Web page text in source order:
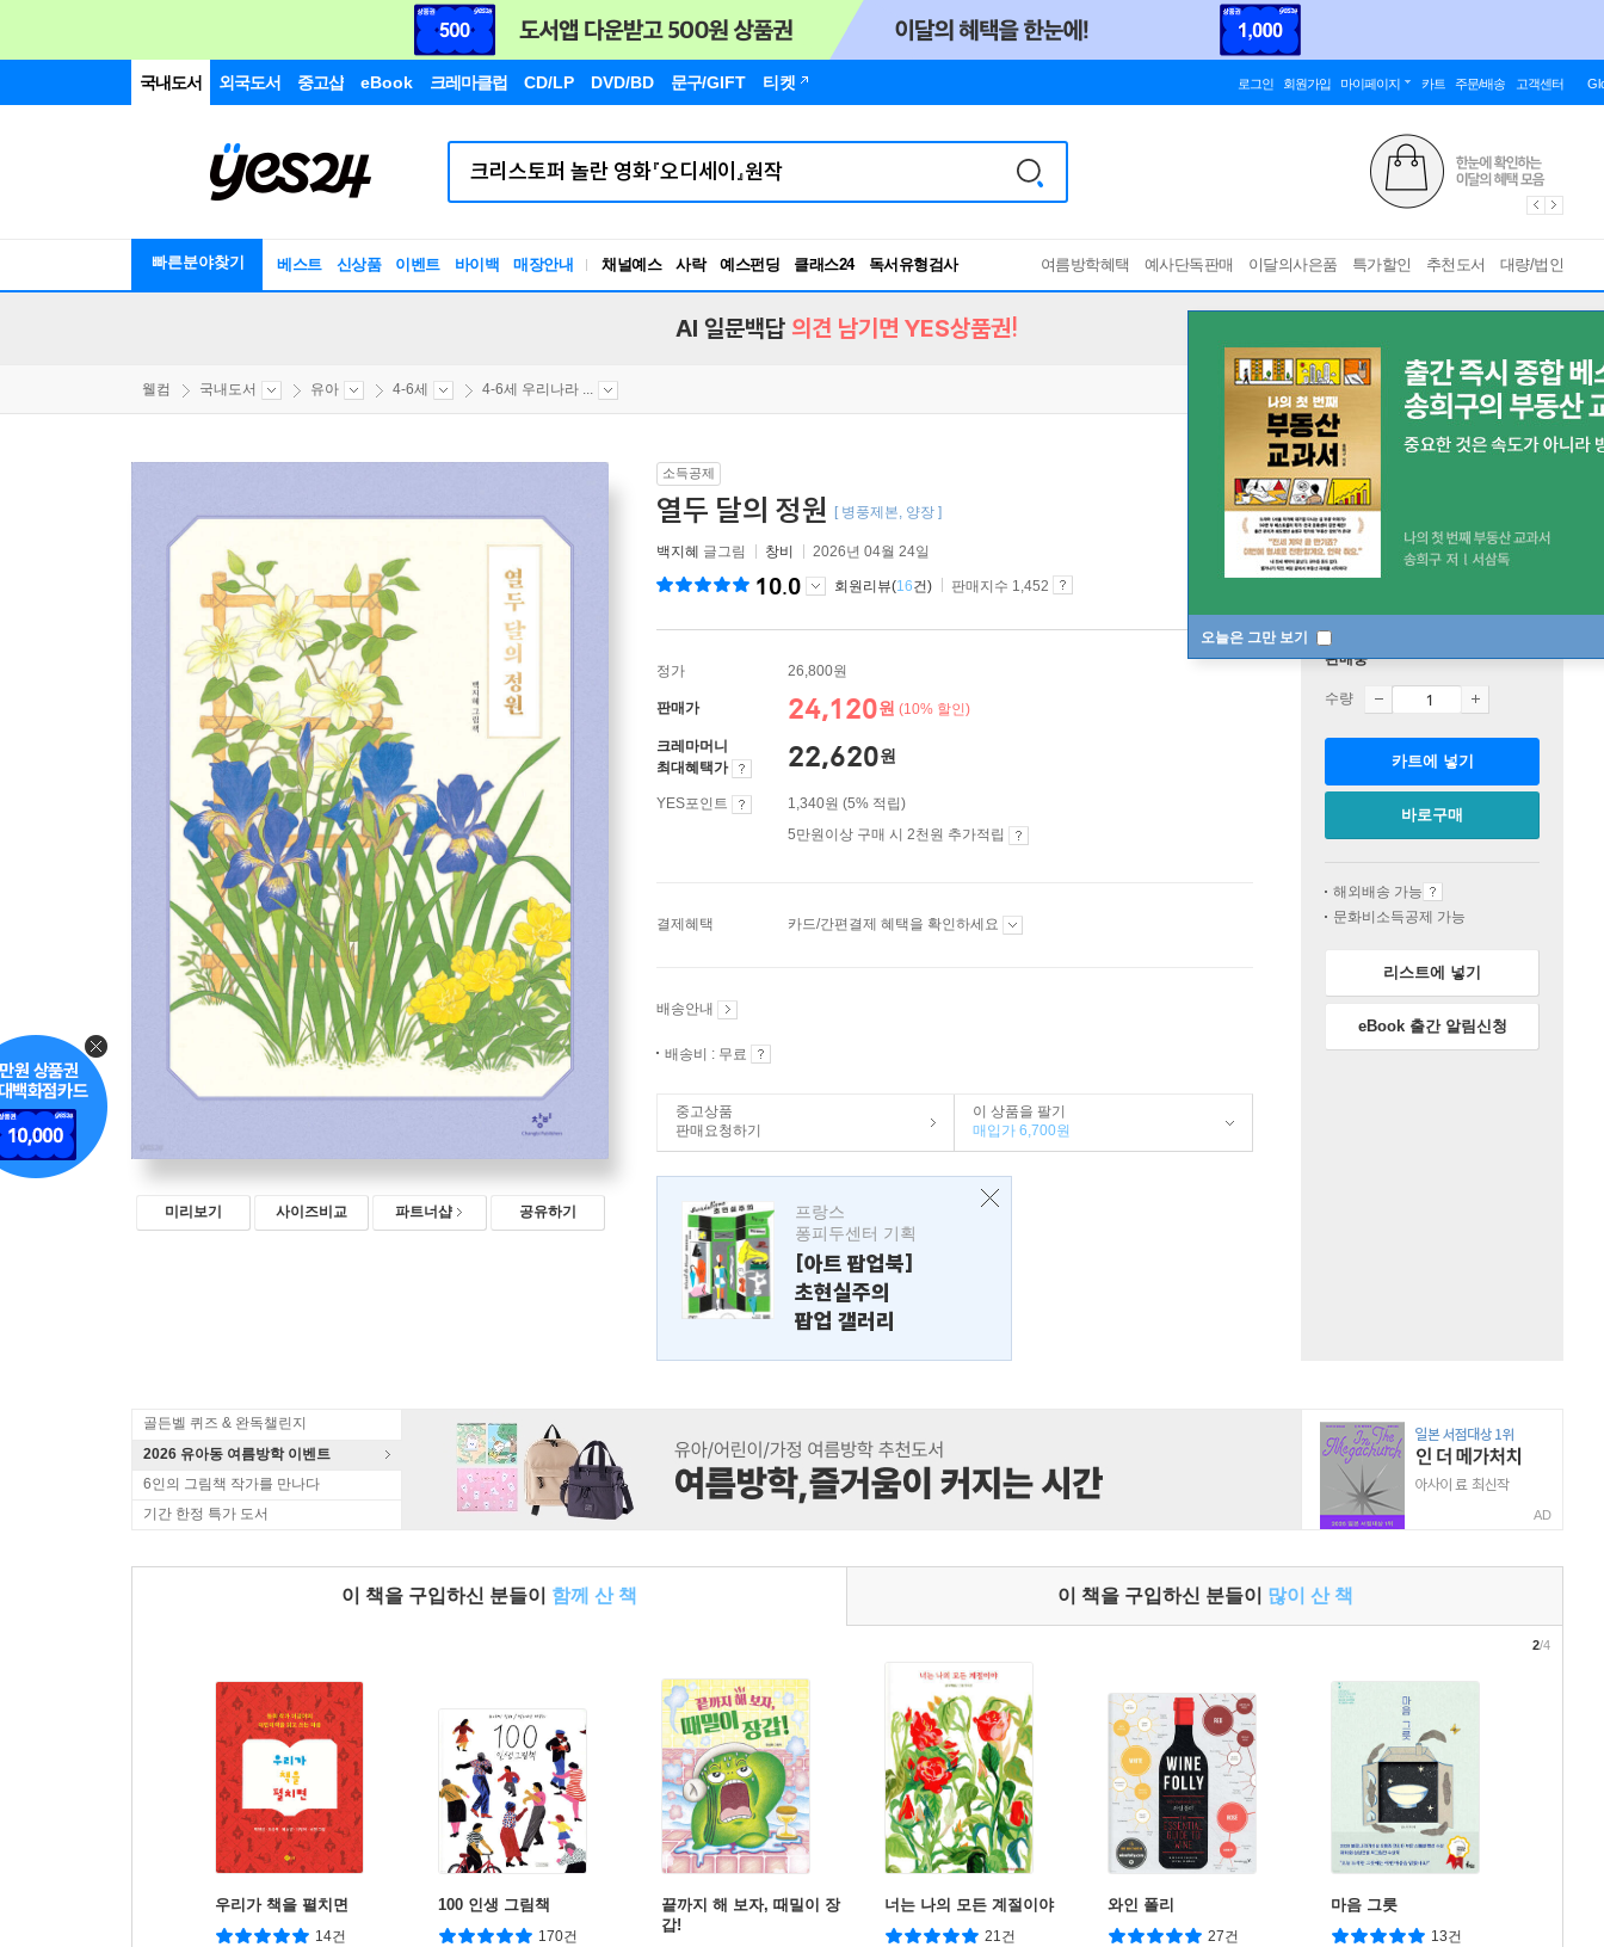
국내도서 외국도서 중고샵 eBook 크레마클럽 CD/LP DVD/BD 문구/GIFT 티켓 로그인 회원가입 마이페이지 카트 주문/배송 고객센터
빠른분야찾기 베스트 신상품 이벤트 바이백 매장안내 채널예스 사락 예스펀딩 클래스24
독서유형검사
RBTI Lab
여름방학혜택 예사단독판매 이달의사은품 특가할인 추천도서 대량/법인
오늘은 그만 보기
AI 일문백답 의견 남기면 YES상품권!
웰컴 국내도서 유아 4-6세 4-6세 우리나라 ...
미리보기 사이즈비교 파트너샵 공유하기
소득공제
열두 달의 정원 [ 병풍제본, 양장 ]
백지혜 글그림 창비 2026년 04월 24일
10.0 회원리뷰(16건) 판매지수 1,452
정가 26,800원
판매가 24,120원 (10% 할인)
크레마머니
최대혜택가
22,620원
YES포인트
1,340원 (5% 적립)
5만원이상 구매 시 2천원 추가적립
결제혜택 카드/간편결제 혜택을 확인하세요
배송안내
배송비 : 무료
중고상품
판매요청하기
이 상품을 팔기
매입가 6,700원
프랑스
퐁피두센터 기획
[아트 팝업북]
초현실주의
팝업 갤러리
판매중
수량
카트에 넣기
바로구매
해외배송 가능
문화비소득공제 가능
리스트에 넣기
eBook 출간 알림신청
골든벨 퀴즈 & 완독챌린지
2026 유아동 여름방학 이벤트
6인의 그림책 작가를 만나다
기간 한정 특가 도서
AD
이 책을 구입하신 분들이 함께 산 책 이 책을 구입하신 분들이 많이 산 책
우리가 책을 펼치면
14건
100 인생 그림책
170건
끝까지 해 보자, 때밀이 장
갑!
너는 나의 모든 계절이야
21건
와인 폴리
27건
마음 그릇
13건
2/4